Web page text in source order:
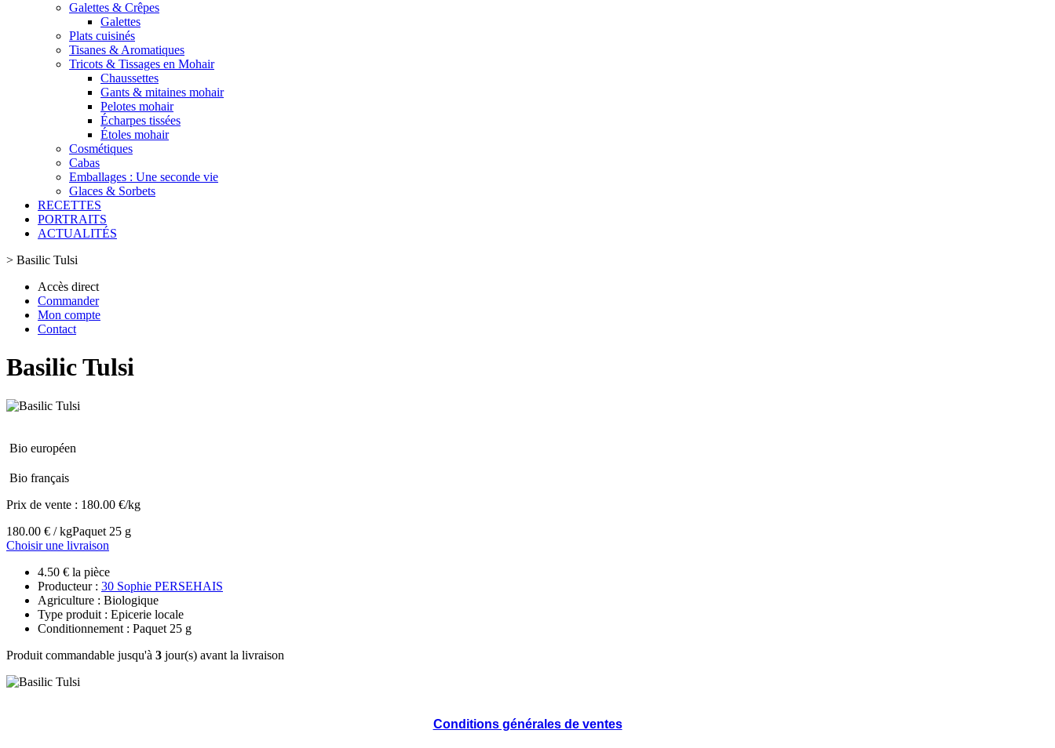
Galettes & Crêpes
Galettes
Plats cuisinés
Tisanes & Aromatiques
Tricots & Tissages en Mohair
Chaussettes
Gants & mitaines mohair
Pelotes mohair
Écharpes tissées
Étoles mohair
Cosmétiques
Cabas
Emballages : Une seconde vie
Glaces & Sorbets
RECETTES
PORTRAITS
ACTUALITÉS
> Basilic Tulsi
Accès direct
Commander
Mon compte
Contact
Basilic Tulsi
Bio européen
Bio français
Prix de vente : 180.00 €/kg
180.00 € / kgPaquet 25 g
Choisir une livraison
4.50 € la pièce
Producteur : 30 Sophie PERSEHAIS
Agriculture : Biologique
Type produit : Epicerie locale
Conditionnement : Paquet 25 g
Produit commandable jusqu'à 3 jour(s) avant la livraison
Conditions générales de ventes